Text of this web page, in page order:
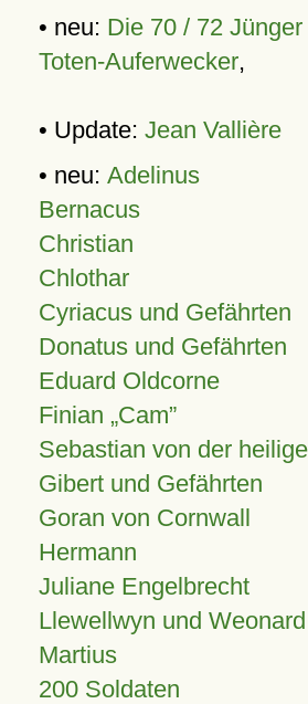
• neu: Die 70 / 72
Toten-Auferwecker,
• Update: Jean Vallière
• neu: Adelinus
Bernacus
Christian
Chlothar
Cyriacus und Gefährten
Donatus und Gefährten
Eduard Oldcorne
Finian Cam
Sebastian von der
Gibert und Gefährten
Goran von Cornwall
Hermann
Juliane Engelbrecht
Llewellwyn und Weonard
Martius
200 Soldaten